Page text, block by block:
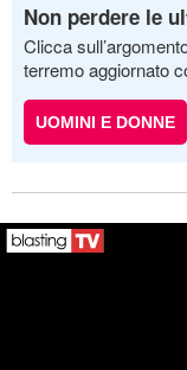
Non perdere le
Clicca
terremo aggiornato
UOMINI E DONNE